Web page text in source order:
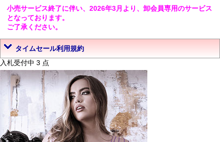
小売サービス終了に伴い、2026年3月より、卸会員専用のサービス
となっております。
ご了承ください。
タイムセール利用規約
入札受付中 3 点